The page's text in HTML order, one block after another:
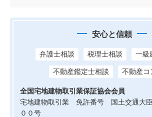
安心と信頼
弁護士相談 税理士相談 一級
不動産鑑定士相談 不動産コ
全国宅地建物取引業保証協会会員
宅地建物取引業 免許番号 国土交通大臣
００号